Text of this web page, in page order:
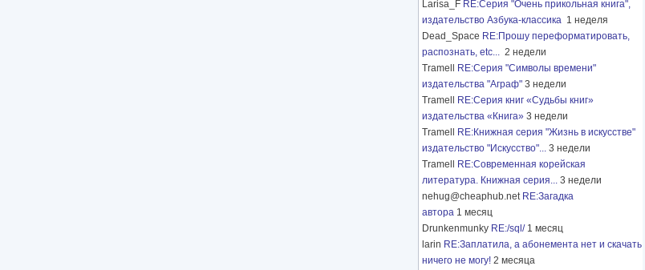
Larisa_F RE:Серия "Очень прикольная книга",
издательство Азбука-классика 1 неделя
Dead_Space RE:Прошу переформатировать,
распознать, etc... 2 недели
Tramell
RE:Серия "Символы времени"
издательства "Аграф" 3 недели
Tramell
RE:Серия книг «Судьбы книг»
издательства «Книга» 3 недели
Tramell
RE:Книжная серия "Жизнь в искусстве"
издательство "Искусство"... 3 недели
Tramell
RE:Современная корейская
литература. Книжная серия... 3 недели
nehug@cheaphub.net RE:Загадка
автора 1 месяц
Drunkenmunky RE:/sql/ 1 месяц
larin RE:Заплатила, а абонемента нет и скачать
ничего не могу! 2 месяца